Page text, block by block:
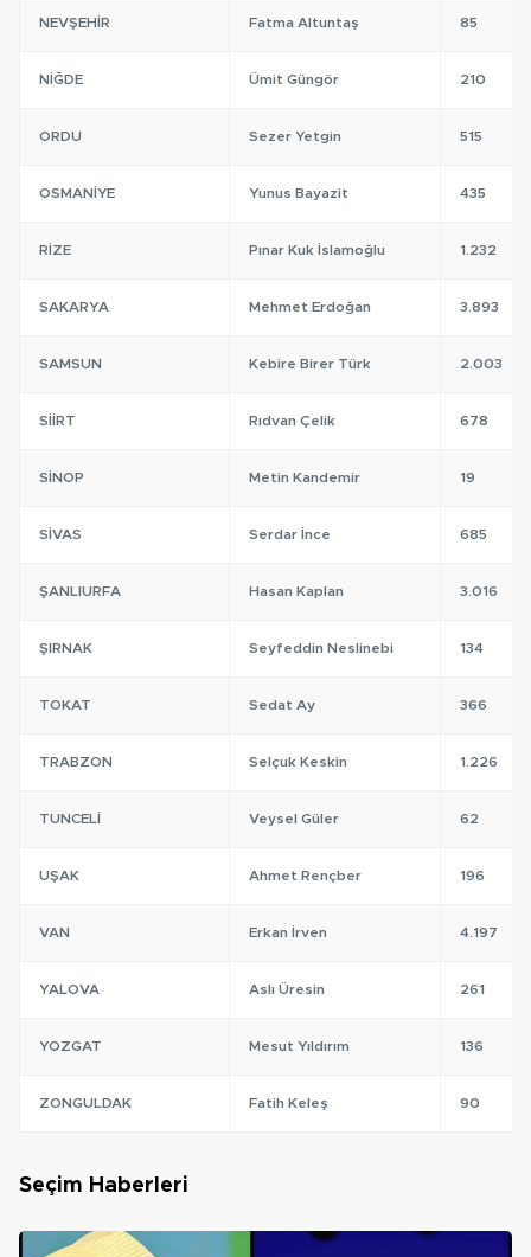
NEVŞEHIR Fatma Altuntaş 85
NIĞDE Ümit Güngör 210
ORDU Sezer Yetgin 515
OSMANIYE Yunus Bayazit 435
RIZE Pınar Kuk İslamoğlu 1.232
SAKARYA Mehmet Erdoğan 3.893
SAMSUN Kebire Birer Türk 2.003
SIIRT Rıdvan Çelik 678
SINOP Metin Kandemir 19
SIVAS Serdar İnce 685
ŞANLIURFA Hasan Kaplan 3.016
ŞIRNAK Seyfeddin Neslinebi 134
TOKAT Sedat Ay 366
TRABZON Selçuk Keskin 1.226
TUNCELI Veysel Güler 62
UŞAK Ahmet Rençber 196
VAN Erkan İrven 4.197
YALOVA Aslı Üresin 261
YOZGAT Mesut Yıldırım 136
ZONGULDAK Fatih Keleş 90
Seçim Haberleri